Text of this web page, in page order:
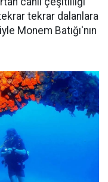
tekrar dalanlara
Monem Batığı'nın